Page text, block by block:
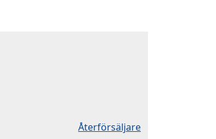
Återförsäljare